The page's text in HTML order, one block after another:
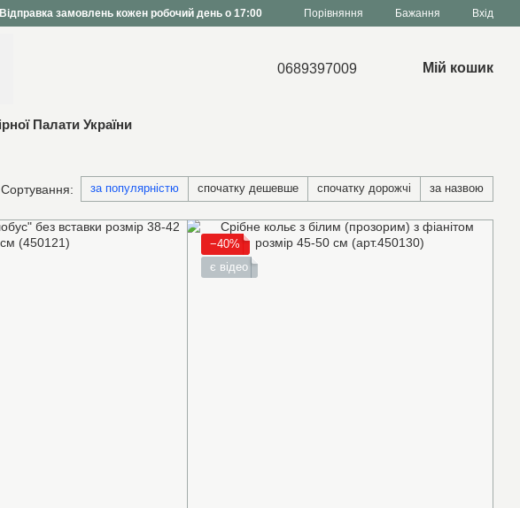
Відправка замовлень кожен робочий день о 17:00 Порівняння Бажання Вхід
0689397009 Мій кошик
Палати України
Сортування: за популярністю спочатку дешевше спочатку дорожчі за назвою
−40%
є відео